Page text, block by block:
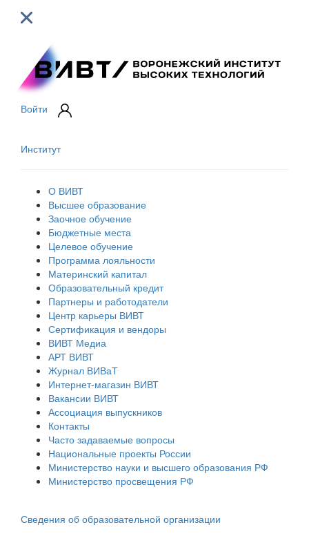
Войти
Институт
О ВИВТ
Высшее образование
Заочное обучение
Бюджетные места
Целевое обучение
Программа лояльности
Материнский капитал
Образовательный кредит
Партнеры и работодатели
Центр карьеры ВИВТ
Сертификация и вендоры
ВИВТ Медиа
АРТ ВИВТ
Журнал ВИВаТ
Интернет-магазин ВИВТ
Вакансии ВИВТ
Ассоциация выпускников
Контакты
Часто задаваемые вопросы
Национальные проекты России
Министерство науки и высшего образования РФ
Министерство просвещения РФ
Сведения об образовательной организации